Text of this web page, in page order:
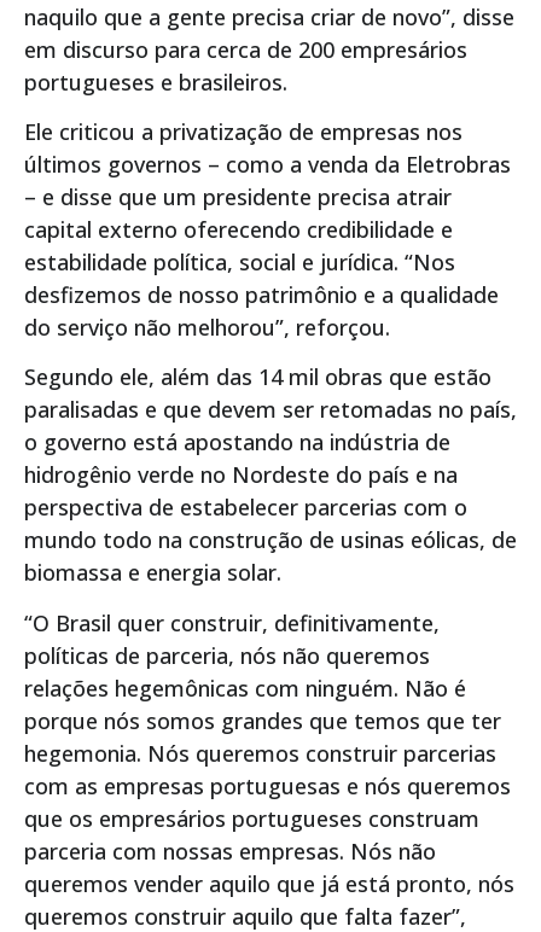
naquilo que a gente precisa criar de novo”, disse
em discurso para cerca de 200 empresários
portugueses e brasileiros.
Ele criticou a privatização de empresas nos
últimos governos – como a venda da Eletrobras
– e disse que um presidente precisa atrair
capital externo oferecendo credibilidade e
estabilidade política, social e jurídica. “Nos
desfizemos de nosso patrimônio e a qualidade
do serviço não melhorou”, reforçou.
Segundo ele, além das 14 mil obras que estão
paralisadas e que devem ser retomadas no país,
o governo está apostando na indústria de
hidrogênio verde no Nordeste do país e na
perspectiva de estabelecer parcerias com o
mundo todo na construção de usinas eólicas, de
biomassa e energia solar.
“O Brasil quer construir, definitivamente,
políticas de parceria, nós não queremos
relações hegemônicas com ninguém. Não é
porque nós somos grandes que temos que ter
hegemonia. Nós queremos construir parcerias
com as empresas portuguesas e nós queremos
que os empresários portugueses construam
parceria com nossas empresas. Nós não
queremos vender aquilo que já está pronto, nós
queremos construir aquilo que falta fazer”,